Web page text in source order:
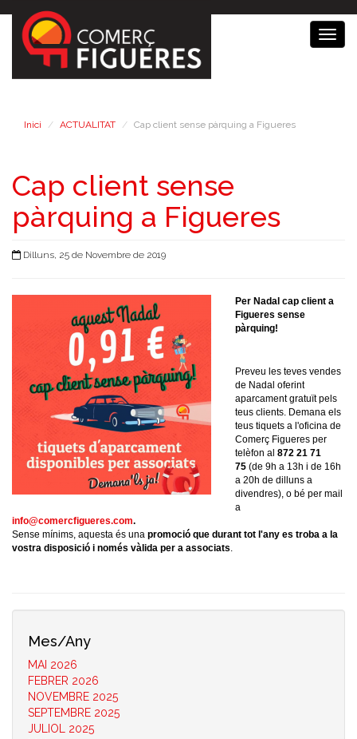
Inici ACTUALITAT Cap client sense pàrquing a Figueres
Cap client sense
pàrquing a Figueres
Dilluns, 25 de Novembre de 2019
Per Nadal cap client a
Figueres sense
pàrquing!
Preveu les teves vendes
de Nadal oferint
aparcament gratuït pels
teus clients. Demana els
teus tiquets a l'oficina de
Comerç Figueres per
telèfon al 872 21 71
75 (de 9h a 13h i de 16h
a 20h de dilluns a
divendres), o bé per mail
a
info@comercfigueres.com.
Sense mínims, aquesta és una promoció que durant tot l'any es troba a la
vostra disposició i només vàlida per a associats.
Mes/Any
MAI 2026
FEBRER 2026
NOVEMBRE 2025
SEPTEMBRE 2025
JULIOL 2025